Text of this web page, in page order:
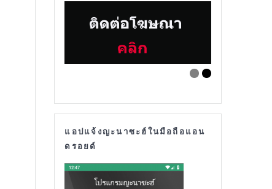
แอปแจ้งญะนาซะฮ์ในมือถือแอน
ดรอยด์